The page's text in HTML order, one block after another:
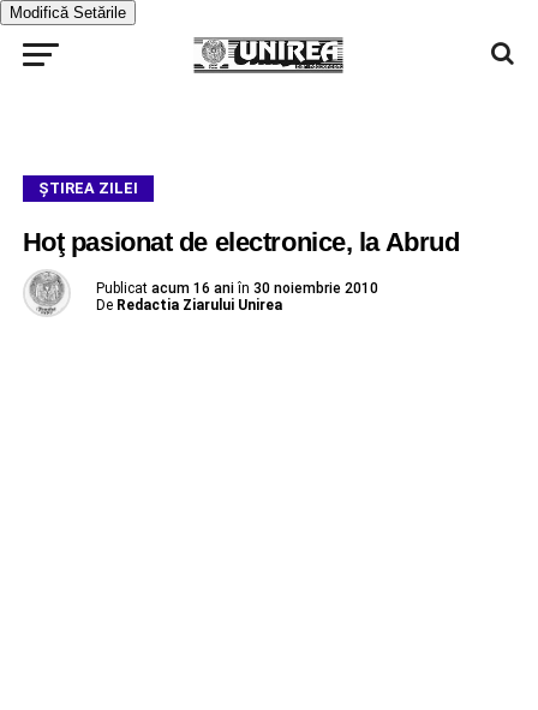
Modifică Setările
ŞTIREA ZILEI
Hoţ pasionat de electronice, la Abrud
Publicat acum 16 ani în 30 noiembrie 2010
De Redactia Ziarului Unirea